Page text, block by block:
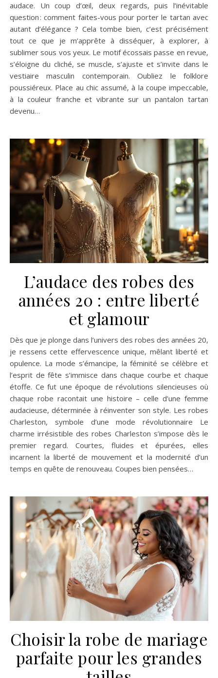
audace. Un coup d’œil, deux regards, puis l’inévitable
question : comment faites-vous pour porter le tartan avec
autant d’élégance ? Cela tombe bien, c’est précisément
tout ce que je m’apprête à disséquer, à explorer, à
sublimer sous vos yeux. Le motif écossais passe en revue,
s’éloigne du cliché, se muscle, s’ajuste et s’invite dans le
vestiaire masculin contemporain. Oubliez le folklore
poussiéreux. Place au chic assumé, à la coupe impeccable,
à la couleur franche et vibrante sur un pantalon tartan
devenu…
L’audace des robes des
années 20 : entre liberté
et glamour
Dès que je plonge dans l’univers des robes des années 20,
je ressens cette effervescence unique, mêlant liberté et
opulence. La mode s’émancipe, la féminité se célèbre et
l’esprit de fête s’immisce dans chaque courbe et chaque
étoffe. Ce fut une époque de révolutions silencieuses où
chaque robe racontait une histoire – celle d’une femme
audacieuse, déterminée à réinventer son style. Les robes
Charleston, symbole d’une mode révolutionnaire Le
charme irrésistible des robes Charleston s’impose dès le
premier regard. Courtes, fluides et épurées, elles
incarnent la liberté de mouvement et la modernité d’un
temps en quête de renouveau. Coupes bien pensées…
Choisir la robe de mariage
parfaite pour les grandes